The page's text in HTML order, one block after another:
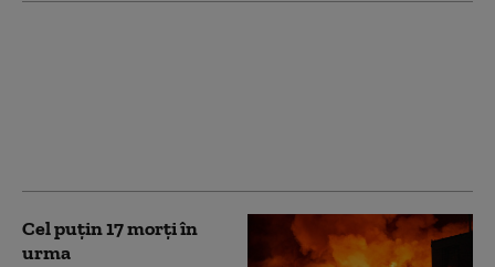
Cel puțin 17 morți în
urma